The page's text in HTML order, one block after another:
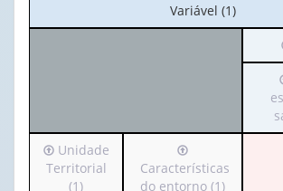
No
cabeçalho:
Variável (1)
Irá
para
Unidade
Territorial
(1)
Irá
para
o
Características
do entorno (1)